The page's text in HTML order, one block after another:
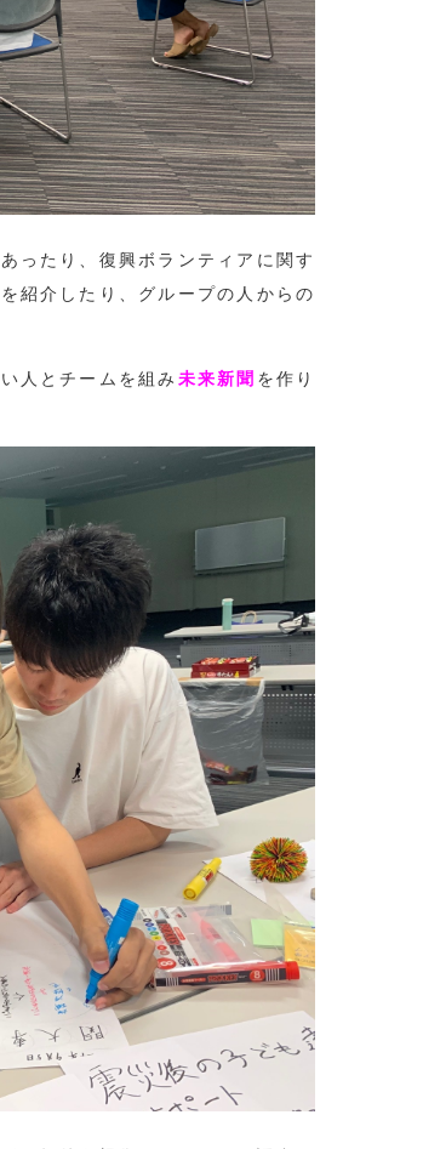
ったり、復興ボランティアに関す
紹介したり、グループの人からの
人とチームを組み 未来新聞 を作り